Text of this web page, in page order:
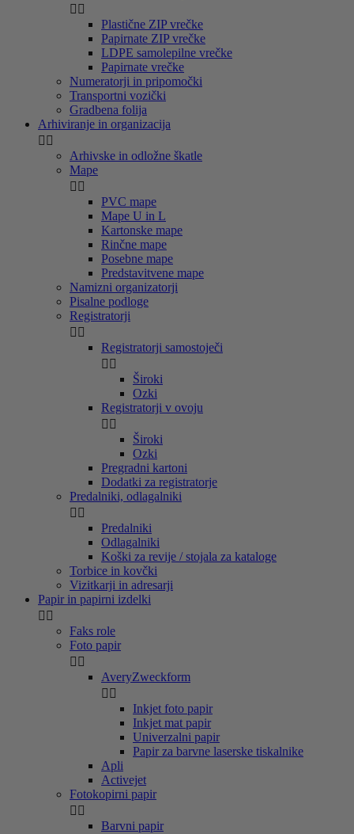
 
Plastične ZIP vrečke
Papirnate ZIP vrečke
LDPE samolepilne vrečke
Papirnate vrečke
Numeratorji in pripomočki
Transportni vozički
Gradbena folija
Arhiviranje in organizacija
 
Arhivske in odložne škatle
Mape
 
PVC mape
Mape U in L
Kartonske mape
Rinčne mape
Posebne mape
Predstavitvene mape
Namizni organizatorji
Pisalne podloge
Registratorji
 
Registratorji samostoječi
 
Široki
Ozki
Registratorji v ovoju
 
Široki
Ozki
Pregradni kartoni
Dodatki za registratorje
Predalniki, odlagalniki
 
Predalniki
Odlagalniki
Koški za revije / stojala za kataloge
Torbice in kovčki
Vizitkarji in adresarji
Papir in papirni izdelki
 
Faks role
Foto papir
 
AveryZweckform
 
Inkjet foto papir
Inkjet mat papir
Univerzalni papir
Papir za barvne laserske tiskalnike
Apli
Activejet
Fotokopirni papir
 
Barvni papir